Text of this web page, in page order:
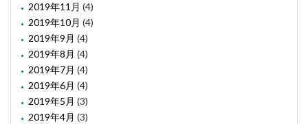
2019年11月 (4)
2019年10月 (4)
2019年9月 (4)
2019年8月 (4)
2019年7月 (4)
2019年6月 (4)
2019年5月 (3)
2019年4月 (3)